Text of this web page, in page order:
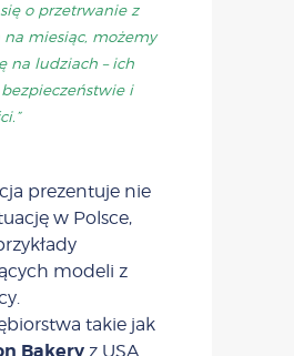
o przetrwanie z
na miesiąc, możemy
na ludziach – ich
i
prezentuje nie
w Polsce,
modeli z
takie jak
Bakery z USA